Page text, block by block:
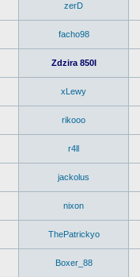
zerD
facho98
Zdzira 850I
xLewy
rikooo
r4ll
jackolus
nixon
ThePatrickyo
Boxer_88